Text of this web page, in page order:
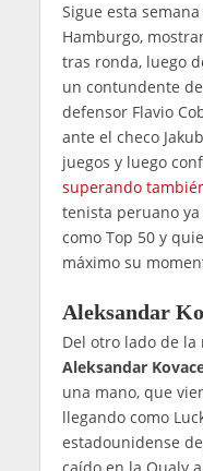
Sigue esta
Hamburgo,
tras ronda, luego
un contundente
defensor Flavio
ante el checo
juegos y luego
superando
tenista peruano
como Top 50 y
máximo su
Aleksandar
Del otro lado de
Aleksandar
una mano, que
llegando como
estadounidense